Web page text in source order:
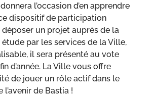
l’occasion d’en apprendre
dispositif de participation
un projet auprès de la
étude par les services de la Ville,
il sera présenté au vote
d’année. La Ville vous offre
de jouer un rôle actif dans le
de Bastia !